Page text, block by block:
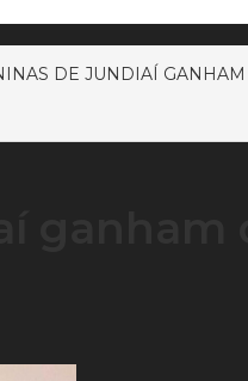
DE JUNDIAÍ